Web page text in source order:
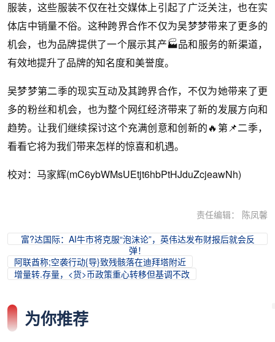
服装，这些服装不仅在社交媒体上引起了广泛关注，也在实
体店中销量不俗。这种跨界合作不仅为吴梦梦带来了更多的
机会，也为品牌提供了一个展示其产🏭品和服务的新渠道，
有效地提升了品牌的知名度和美誉度。
吴梦梦第二季的现实互动及其跨界合作，不仅为她带来了更
多的粉丝和机会，也为整个网红经济带来了新的发展方向和
趋势。让我们继续探讨这个充满创意和创新的🔥第📌二季，
看看它将为我们带来怎样的惊喜和机遇。
校对：马家辉(mC6ybWMsUEtjt6hbPtHJduZcjeawNh)
责任编辑： 陈凤馨
富?达国际：AI牛市将克服“泡沫论”，英伟达发布财报后就会反
弹！
阿联酋称;空袭行动{导}致残骸落在迪拜塔附近
增量转.存量，<货>币政策重心转移但基调不改
为你推荐